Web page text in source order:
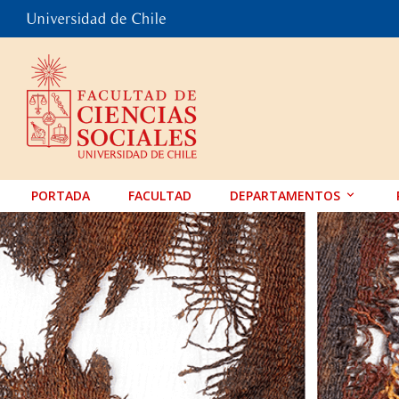
PORTADA FACULTAD
DEPARTAMENTOS
ANTROPOLOGÍA
EDUCACIÓN
PSICOLOGÍA
SOCIOLOGÍA
TRABAJO SOCIAL